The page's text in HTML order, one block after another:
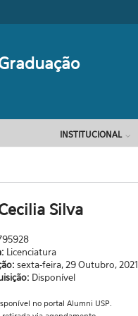
INSTITUCIONAL
Silva
Licenciatura
sexta-feira, 29 Outubro, 2021
Disponível
no portal Alumni USP.